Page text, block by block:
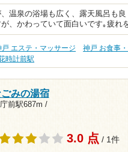
温泉の浴場も広く、露天風呂も
、かわっていて面白いです｡疲れ
戸 エステ・マッサージ 神戸 お食事
時計前駅
みの湯宿
前駅687m /
3.0 点 / 1件